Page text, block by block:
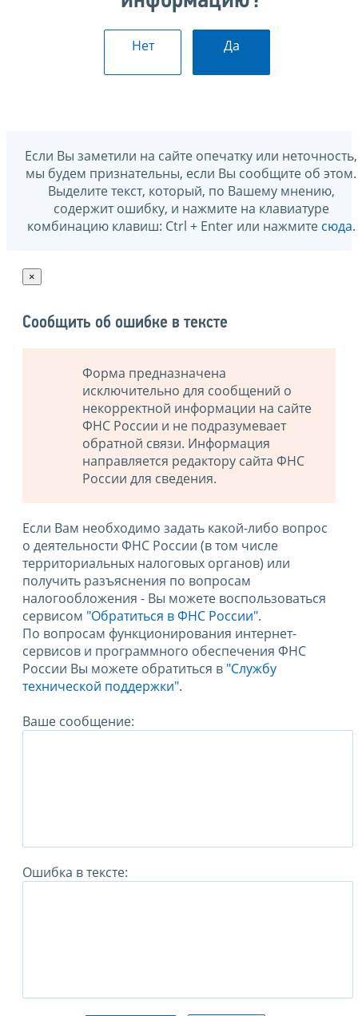
Нет Да
Если Вы заметили на сайте опечатку или неточность,
мы будем признательны, если Вы сообщите об этом.
Выделите текст, который, по Вашему мнению,
содержит ошибку, и нажмите на клавиатуре
комбинацию клавиш: Ctrl + Enter или нажмите сюда.
×
Сообщить об ошибке в тексте
Форма предназначена
исключительно для сообщений о
некорректной информации на сайте
ФНС России и не подразумевает
обратной связи. Информация
направляется редактору сайта ФНС
России для сведения.
Если Вам необходимо задать какой-либо вопрос
о деятельности ФНС России (в том числе
территориальных налоговых органов) или
получить разъяснения по вопросам
налогообложения - Вы можете воспользоваться
сервисом "Обратиться в ФНС России".
По вопросам функционирования интернет-
сервисов и программного обеспечения ФНС
России Вы можете обратиться в "Службу
технической поддержки".
Ваше сообщение:
Ошибка в тексте: